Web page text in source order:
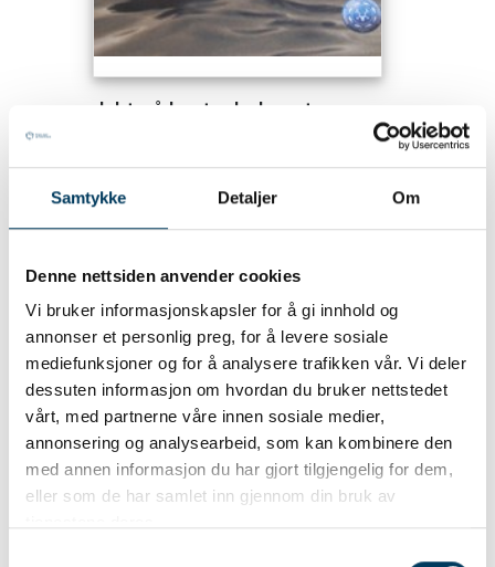
Samtykke Detaljer Om
Denne nettsiden anvender cookies
Vi bruker informasjonskapsler for å gi innhold og
annonser et personlig preg, for å levere sosiale
mediefunksjoner og for å analysere trafikken vår. Vi deler
dessuten informasjon om hvordan du bruker nettstedet
vårt, med partnerne våre innen sosiale medier,
annonsering og analysearbeid, som kan kombinere den
med annen informasjon du har gjort tilgjengelig for dem,
eller som de har samlet inn gjennom din bruk av
Jakt på kystsel - havets
70.00 NOK